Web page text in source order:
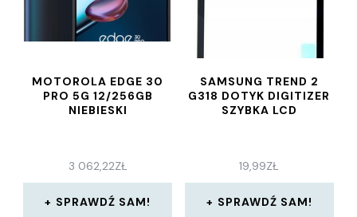
MOTOROLA EDGE 30
PRO 5G 12/256GB
NIEBIESKI
3 062,22ZŁ
SPRAWDŹ SAM!
SAMSUNG TREND 2
G318 DOTYK DIGITIZER
SZYBKA LCD
19,99ZŁ
SPRAWDŹ SAM!